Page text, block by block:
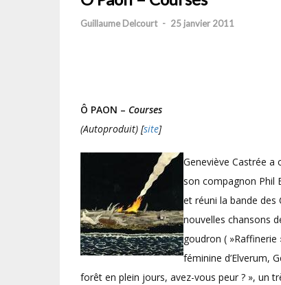
Guillaume Delcourt - 25 janvier 2011
Ô PAON – Courses
(Autoproduit) [site]
Geneviève Castrée a
son compagnon Phil
et réuni la bande des
nouvelles chansons
goudron ( »Raffinerie
féminine d’Elverum,
forêt en plein jours, avez-vous peur ? », un